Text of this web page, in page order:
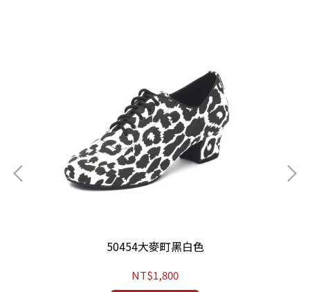
50454大麥町黑白色
NT$1,800